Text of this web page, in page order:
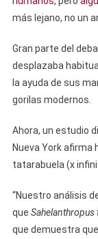
más lejano, no un
Gran parte del
desplazaba
la ayuda de sus
gorilas modernos.
Ahora, un estudio
Nueva York afirma
tatarabuela (x
“Nuestro análisis
que Sahelanthropus
que demuestra